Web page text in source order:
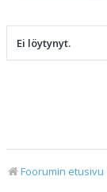
Ei löytynyt.
Foorumin etusivu